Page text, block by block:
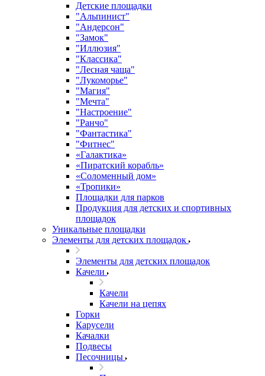
Детские площадки
"Альпинист"
"Андерсон"
"Замок"
"Иллюзия"
"Классика"
"Лесная чаща"
"Лукоморье"
"Магия"
"Мечта"
"Настроение"
"Ранчо"
"Фантастика"
"Фитнес"
«Галактика»
«Пиратский корабль»
«Соломенный дом»
«Тропики»
Площадки для парков
Продукция для детских и спортивных
площадок
Уникальные площадки
Элементы для детских площадок
Элементы для детских площадок
Качели
Качели
Качели на цепях
Горки
Карусели
Качалки
Подвесы
Песочницы